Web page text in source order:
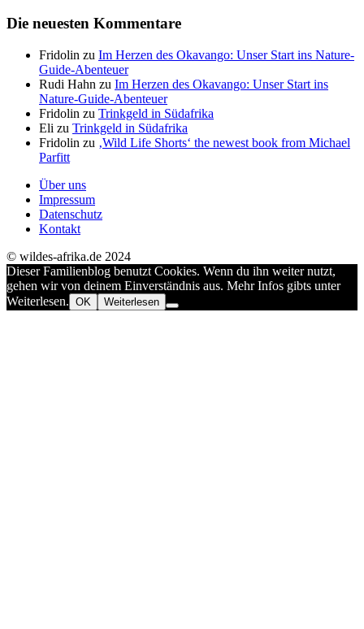
Die neuesten Kommentare
Fridolin zu Im Herzen des Okavango: Unser Start ins Nature-
Guide-Abenteuer
Rudi Hahn zu Im Herzen des Okavango: Unser Start ins
Nature-Guide-Abenteuer
Fridolin zu Trinkgeld in Südafrika
Eli zu Trinkgeld in Südafrika
Fridolin zu ‚Wild Life Shorts‘ the newest book from Michael
Parfitt
Über uns
Impressum
Datenschutz
Kontakt
© wildes-afrika.de 2024
Dieser Familienblog benutzt Cookies. Wenn du ihn weiter nutzt,
gehen wir von deinem Einverständnis aus. Mehr Infos gibts unter
Weiterlesen. OK Weiterlesen